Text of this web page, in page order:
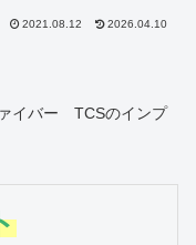
2021.08.12 2026.04.10
イバー TCSのインプ